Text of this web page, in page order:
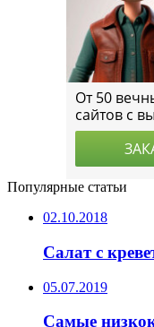
Популярные статьи
02.10.2018
Салат с
05.07.2019
Самые